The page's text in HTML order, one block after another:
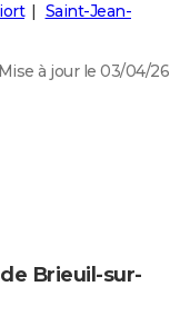
Saint-Jean-
Mise à jour le 03/04/26
Brieuil-sur-